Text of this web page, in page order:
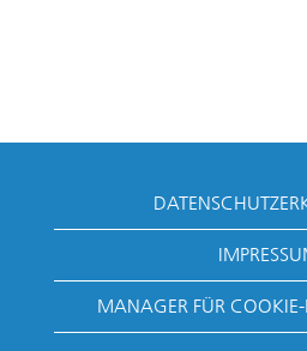
MANAGER FÜR COOKIE-